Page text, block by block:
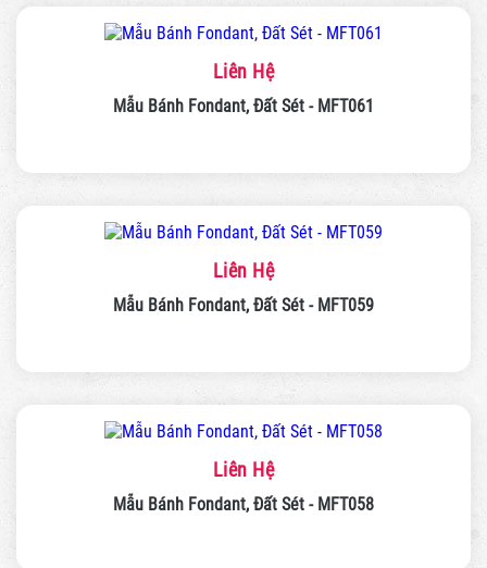
Liên Hệ
Mẫu Bánh Fondant, Đất Sét - MFT061
Liên Hệ
Mẫu Bánh Fondant, Đất Sét - MFT059
Liên Hệ
Mẫu Bánh Fondant, Đất Sét - MFT058